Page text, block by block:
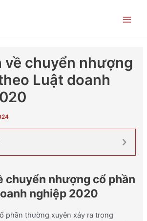
về chuyển nhượng
Luật doanh
chuyển nhượng cổ phần
nghiệp 2020
phần thường xuyên xảy ra trong